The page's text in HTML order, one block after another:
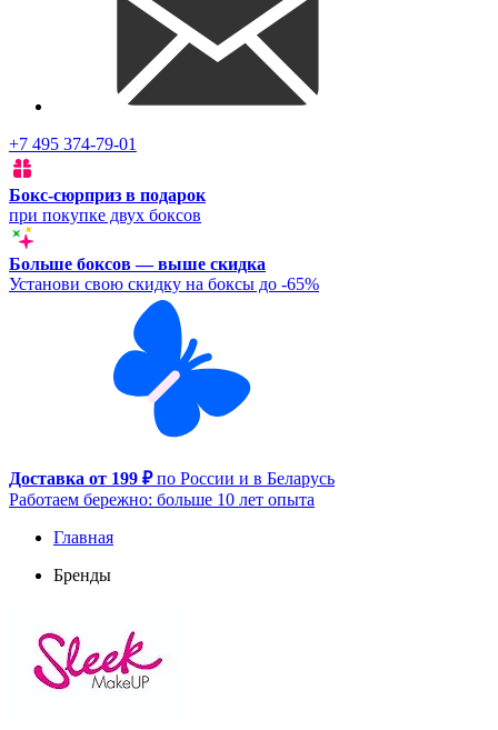
+7 495 374-79-01
Бокс-сюрприз в подарок
при покупке двух боксов
Больше боксов — выше скидка
Установи свою скидку на боксы до -65%
Доставка от 199 ₽по России и в Беларусь
Работаем бережно: больше 10 лет опыта
Главная
Бренды